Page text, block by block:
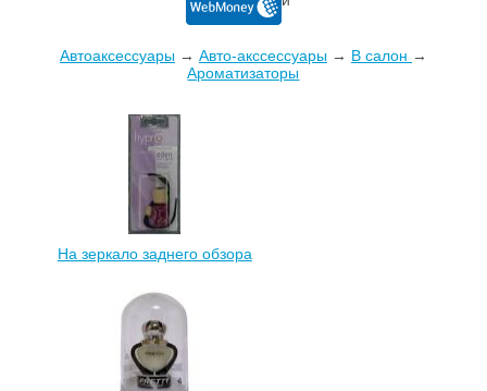
Автоаксессуары→ Авто-акссессуары→ В салон →
Ароматизаторы
На зеркало заднего обзора